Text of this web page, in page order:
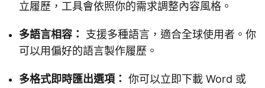
立履歷，工具會依照你的需求調整內容風格。
多語言相容：
支援多種語言，適合全球使用者。你
可以用偏好的語言製作履歷。
多格式即時匯出選項： 你可以立即下載 Word 或